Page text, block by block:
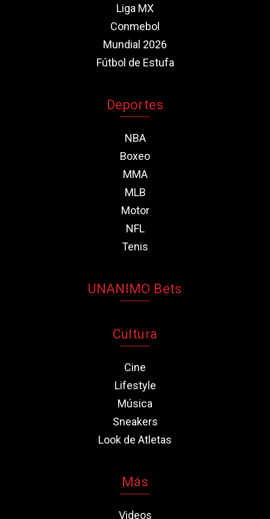
Liga MX
Conmebol
Mundial 2026
Fútbol de Estufa
Deportes
NBA
Boxeo
MMA
MLB
Motor
NFL
Tenis
UNANIMO Bets
Cultura
Cine
Lifestyle
Música
Sneakers
Look de Atletas
Más
Videos